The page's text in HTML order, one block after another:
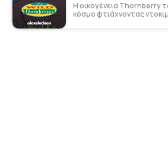
Η οικογένεια Thornberry
κόσμο φτιάχνοντας